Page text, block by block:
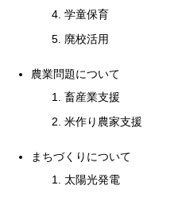
学童保育
廃校活用
農業問題について
畜産業支援
米作り農家支援
まちづくりについて
太陽光発電